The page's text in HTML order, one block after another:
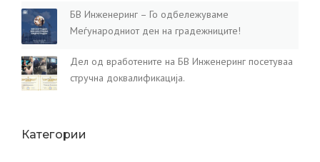
БВ Инженеринг – Го одбележуваме
Меѓународниот ден на градежниците!
Дел од вработените на БВ Инженеринг посетуваа
стручна доквалификација.
Категории